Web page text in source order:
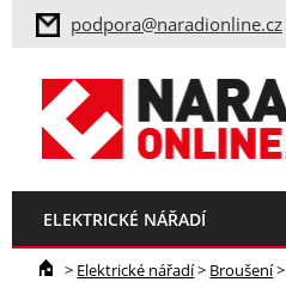
podpora@naradionline.cz
ELEKTRICKÉ NÁŘADÍ
> Elektrické nářadí> Broušení>